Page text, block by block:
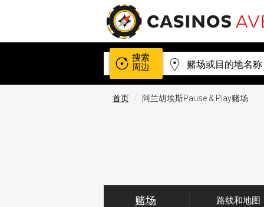
搜索
周边
首页 阿兰胡埃斯Pause & Play赌场
赌场 路线和地图